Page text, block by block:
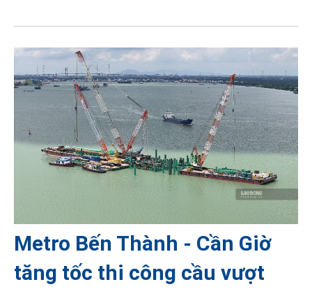
Metro Bến Thành - Cần Giờ
tăng tốc thi công cầu vượt